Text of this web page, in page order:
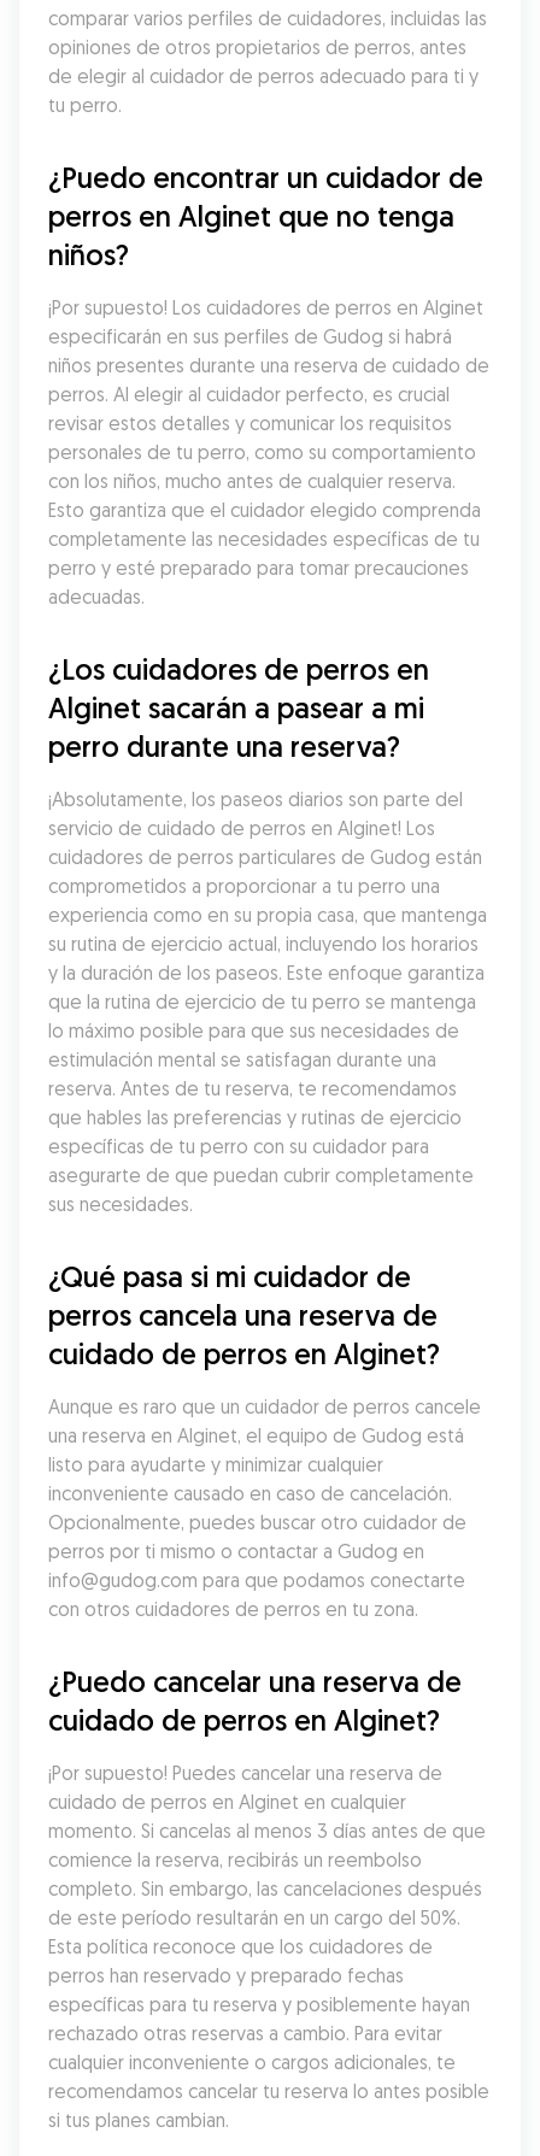
comparar varios perfiles de cuidadores, incluidas las
opiniones de otros propietarios de perros, antes
de elegir al cuidador de perros adecuado para ti y
tu perro.
¿Puedo encontrar un cuidador de
perros en Alginet que no tenga
niños?
¡Por supuesto! Los cuidadores de perros en Alginet
especificarán en sus perfiles de Gudog si habrá
niños presentes durante una reserva de cuidado de
perros. Al elegir al cuidador perfecto, es crucial
revisar estos detalles y comunicar los requisitos
personales de tu perro, como su comportamiento
con los niños, mucho antes de cualquier reserva.
Esto garantiza que el cuidador elegido comprenda
completamente las necesidades específicas de tu
perro y esté preparado para tomar precauciones
adecuadas.
¿Los cuidadores de perros en
Alginet sacarán a pasear a mi
perro durante una reserva?
¡Absolutamente, los paseos diarios son parte del
servicio de cuidado de perros en Alginet! Los
cuidadores de perros particulares de Gudog están
comprometidos a proporcionar a tu perro una
experiencia como en su propia casa, que mantenga
su rutina de ejercicio actual, incluyendo los horarios
y la duración de los paseos. Este enfoque garantiza
que la rutina de ejercicio de tu perro se mantenga
lo máximo posible para que sus necesidades de
estimulación mental se satisfagan durante una
reserva. Antes de tu reserva, te recomendamos
que hables las preferencias y rutinas de ejercicio
específicas de tu perro con su cuidador para
asegurarte de que puedan cubrir completamente
sus necesidades.
¿Qué pasa si mi cuidador de
perros cancela una reserva de
cuidado de perros en Alginet?
Aunque es raro que un cuidador de perros cancele
una reserva en Alginet, el equipo de Gudog está
listo para ayudarte y minimizar cualquier
inconveniente causado en caso de cancelación.
Opcionalmente, puedes buscar otro cuidador de
perros por ti mismo o contactar a Gudog en
info@gudog.com para que podamos conectarte
con otros cuidadores de perros en tu zona.
¿Puedo cancelar una reserva de
cuidado de perros en Alginet?
¡Por supuesto! Puedes cancelar una reserva de
cuidado de perros en Alginet en cualquier
momento. Si cancelas al menos 3 días antes de que
comience la reserva, recibirás un reembolso
completo. Sin embargo, las cancelaciones después
de este período resultarán en un cargo del 50%.
Esta política reconoce que los cuidadores de
perros han reservado y preparado fechas
específicas para tu reserva y posiblemente hayan
rechazado otras reservas a cambio. Para evitar
cualquier inconveniente o cargos adicionales, te
recomendamos cancelar tu reserva lo antes posible
si tus planes cambian.